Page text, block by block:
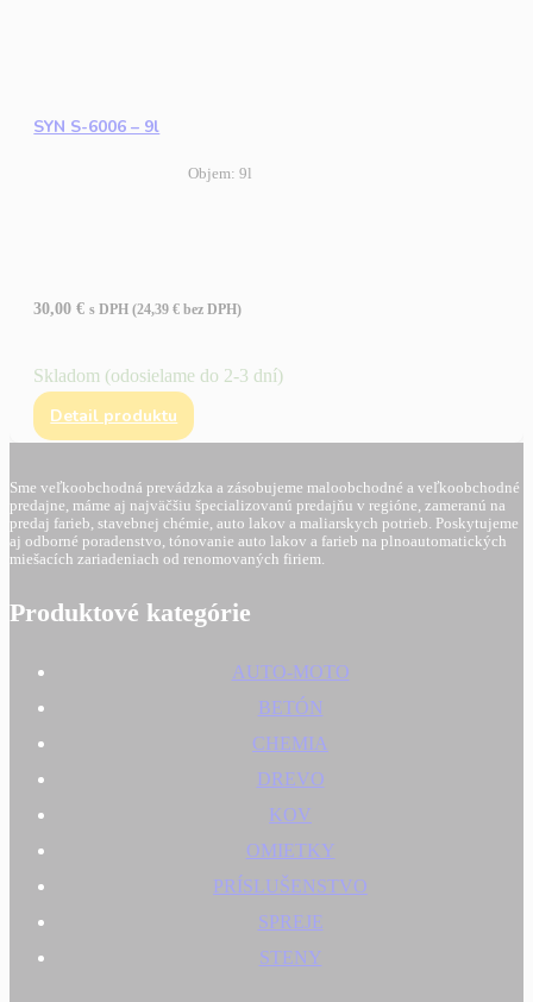
SYN S-6006 – 9l
Objem: 9l
30,00€ s DPH (24,39€ bez DPH)
Skladom (odosielame do 2-3 dní)
Detail produktu
Sme veľkoobchodná prevádzka a zásobujeme maloobchodné a veľkoobchodné
predajne, máme aj najväčšiu špecializovanú predajňu v regióne, zameranú na
predaj farieb, stavebnej chémie, auto lakov a maliarskych potrieb. Poskytujeme
aj odborné poradenstvo, tónovanie auto lakov a farieb na plnoautomatických
miešacích zariadeniach od renomovaných firiem.
Produktové kategórie
AUTO-MOTO
BETÓN
CHEMIA
DREVO
KOV
OMIETKY
PRÍSLUŠENSTVO
SPREJE
STENY